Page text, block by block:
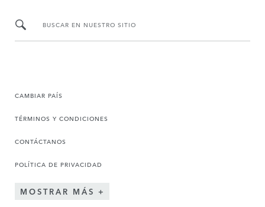
BUSCAR EN NUESTRO SITIO
CAMBIAR PAÍS
TÉRMINOS Y CONDICIONES
CONTÁCTANOS
POLÍTICA DE PRIVACIDAD
MOSTRAR MÁS